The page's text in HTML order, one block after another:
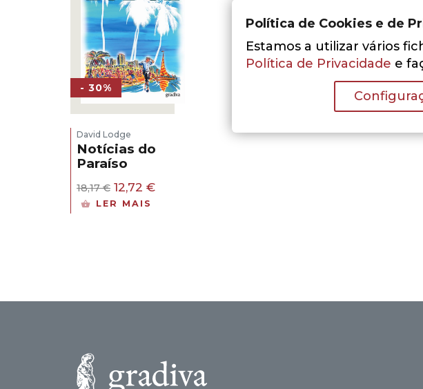
- 30%
David Lodge
Notícias do
Paraíso
18,17€ O
preço
12,72 €O
LER MAIS
Política de Cookies e de
Estamos a utilizar vários
Política de Privacidade e